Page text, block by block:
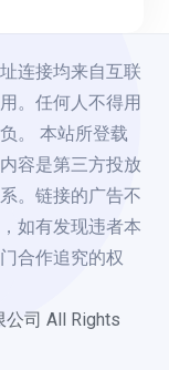
连接均来自互联
。任何人不得用
。 本站所登载
容是第三方投放
。链接的广告不
如有发现违者本
合作追究的权
司 All Rights